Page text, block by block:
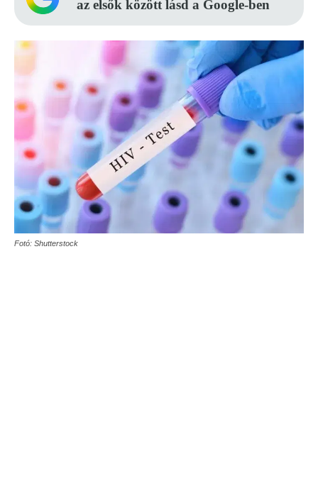
az elsők között lásd a Google-ben
Fotó: Shutterstock